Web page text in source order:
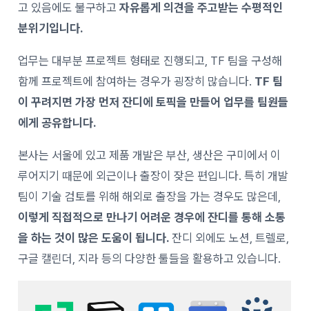
고 있음에도 불구하고자유롭게 의견을 주고받는 수평적인
분위기입니다.
업무는 대부분 프로젝트 형태로 진행되고, TF 팀을 구성해
함께 프로젝트에 참여하는 경우가 굉장히 많습니다. TF 팀
이 꾸려지면 가장 먼저 잔디에 토픽을 만들어 업무를 팀원들
에게 공유합니다.
본사는 서울에 있고 제품 개발은 부산, 생산은 구미에서 이
루어지기 때문에 외근이나 출장이 잦은 편입니다. 특히 개발
팀이 기술 검토를 위해 해외로 출장을 가는 경우도 많은데,
이렇게 직접적으로 만나기 어려운 경우에 잔디를 통해 소통
을 하는 것이 많은 도움이 됩니다. 잔디 외에도 노션, 트렐로,
구글 캘린더, 지라 등의 다양한 툴들을 활용하고 있습니다.